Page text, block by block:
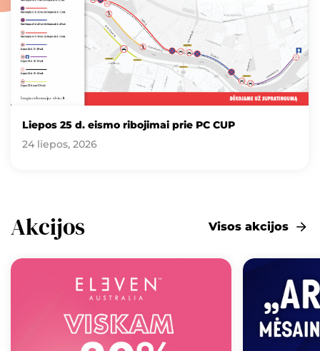
Liepos 25 d. eismo ribojimai prie PC CUP
24 liepos, 2026
Akcijos Visos akcijos